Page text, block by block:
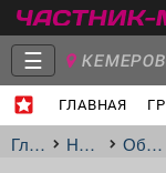
☰
ГЛАВНАЯ
Главная
Главная Новости Общество